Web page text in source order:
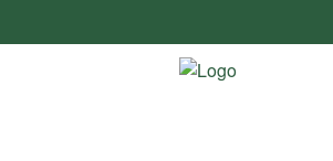
überspringen